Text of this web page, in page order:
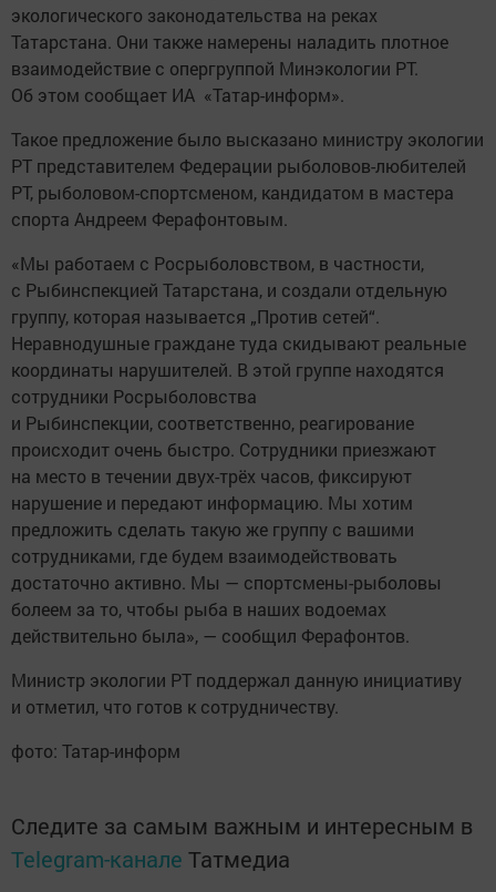
экологического законодательства на реках
Татарстана. Они также намерены наладить плотное
взаимодействие с опергруппой Минэкологии РТ.
Об этом сообщает ИА «Татар-информ».
Такое предложение было высказано министру экологии
РТ представителем Федерации рыболовов-любителей
РТ, рыболовом-спортсменом, кандидатом в мастера
спорта Андреем Ферафонтовым.
«Мы работаем с Росрыболовством, в частности,
с Рыбинспекцией Татарстана, и создали отдельную
группу, которая называется „Против сетей“.
Неравнодушные граждане туда скидывают реальные
координаты нарушителей. В этой группе находятся
сотрудники Росрыболовства
и Рыбинспекции, соответственно, реагирование
происходит очень быстро. Сотрудники приезжают
на место в течении двух-трёх часов, фиксируют
нарушение и передают информацию. Мы хотим
предложить сделать такую же группу с вашими
сотрудниками, где будем взаимодействовать
достаточно активно. Мы — спортсмены-рыболовы
болеем за то, чтобы рыба в наших водоемах
действительно была», — сообщил Ферафонтов.
Министр экологии РТ поддержал данную инициативу
и отметил, что готов к сотрудничеству.
фото: Татар-информ
Следите за самым важным и интересным в
Telegram-канале Татмедиа